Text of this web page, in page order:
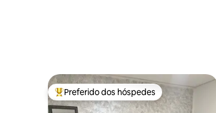
Entre os melhores preferidos dos hóspedes
Preferido dos hóspedes